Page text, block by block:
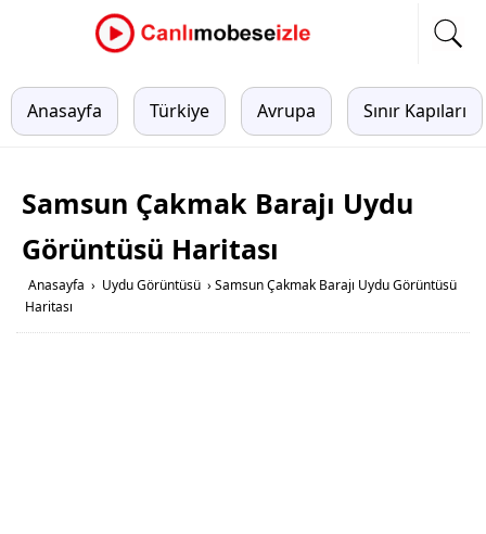
Anasayfa Türkiye Avrupa Sınır Kapıları
Samsun Çakmak Barajı Uydu
Görüntüsü Haritası
Anasayfa › Uydu Görüntüsü › Samsun Çakmak Barajı Uydu Görüntüsü
Haritası